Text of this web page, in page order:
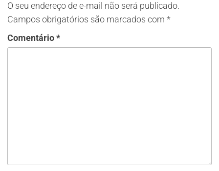
O seu endereço de e-mail não será publicado.
Campos obrigatórios são marcados com *
Comentário*